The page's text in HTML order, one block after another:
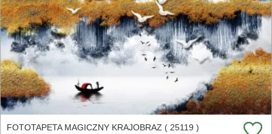
FOTOTAPETA MAGICZNY KRAJOBRAZ ( 25119 )